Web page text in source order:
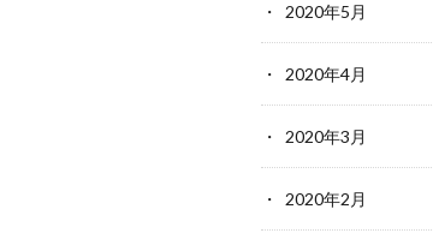
2020年5月
2020年4月
2020年3月
2020年2月